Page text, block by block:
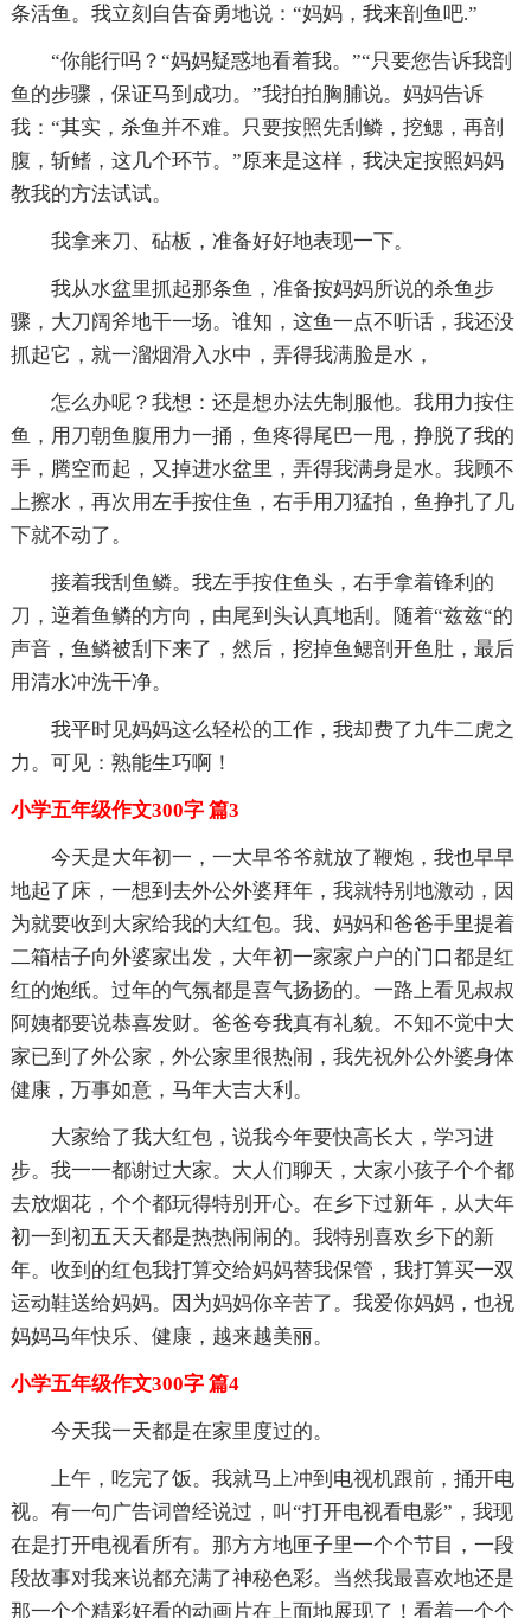
条活鱼。我立刻自告奋勇地说：“妈妈，我来剖鱼吧.”
“你能行吗？“妈妈疑惑地看着我。”“只要您告诉我剖
鱼的步骤，保证马到成功。”我拍拍胸脯说。妈妈告诉
我：“其实，杀鱼并不难。只要按照先刮鳞，挖鳃，再剖
腹，斩鳍，这几个环节。”原来是这样，我决定按照妈妈
教我的方法试试。
我拿来刀、砧板，准备好好地表现一下。
我从水盆里抓起那条鱼，准备按妈妈所说的杀鱼步
骤，大刀阔斧地干一场。谁知，这鱼一点不听话，我还没
抓起它，就一溜烟滑入水中，弄得我满脸是水，
怎么办呢？我想：还是想办法先制服他。我用力按住
鱼，用刀朝鱼腹用力一捅，鱼疼得尾巴一甩，挣脱了我的
手，腾空而起，又掉进水盆里，弄得我满身是水。我顾不
上擦水，再次用左手按住鱼，右手用刀猛拍，鱼挣扎了几
下就不动了。
接着我刮鱼鳞。我左手按住鱼头，右手拿着锋利的
刀，逆着鱼鳞的方向，由尾到头认真地刮。随着“兹兹“的
声音，鱼鳞被刮下来了，然后，挖掉鱼鳃剖开鱼肚，最后
用清水冲洗干净。
我平时见妈妈这么轻松的工作，我却费了九牛二虎之
力。可见：熟能生巧啊！
小学五年级作文300字 篇3
今天是大年初一，一大早爷爷就放了鞭炮，我也早早
地起了床，一想到去外公外婆拜年，我就特别地激动，因
为就要收到大家给我的大红包。我、妈妈和爸爸手里提着
二箱桔子向外婆家出发，大年初一家家户户的门口都是红
红的炮纸。过年的气氛都是喜气扬扬的。一路上看见叔叔
阿姨都要说恭喜发财。爸爸夸我真有礼貌。不知不觉中大
家已到了外公家，外公家里很热闹，我先祝外公外婆身体
健康，万事如意，马年大吉大利。
大家给了我大红包，说我今年要快高长大，学习进
步。我一一都谢过大家。大人们聊天，大家小孩子个个都
去放烟花，个个都玩得特别开心。在乡下过新年，从大年
初一到初五天天都是热热闹闹的。我特别喜欢乡下的新
年。收到的红包我打算交给妈妈替我保管，我打算买一双
运动鞋送给妈妈。因为妈妈你辛苦了。我爱你妈妈，也祝
妈妈马年快乐、健康，越来越美丽。
小学五年级作文300字 篇4
今天我一天都是在家里度过的。
上午，吃完了饭。我就马上冲到电视机跟前，捅开电
视。有一句广告词曾经说过，叫“打开电视看电影”，我现
在是打开电视看所有。那方方地匣子里一个个节目，一段
段故事对我来说都充满了神秘色彩。当然我最喜欢地还是
那一个个精彩好看的动画片在上面地展现了！看着一个个